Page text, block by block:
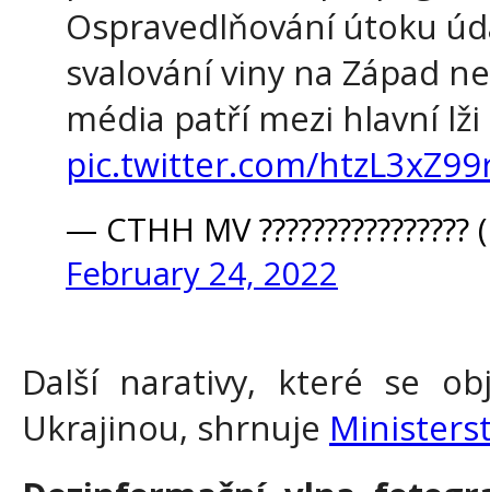
Ospravedlňování útoku
svalování viny na Západ
média patří mezi hlavní
pic.twitter.com/
— CTHH MV
February 24, 2022
Další narativy, které se
Ukrajinou, shrnuje